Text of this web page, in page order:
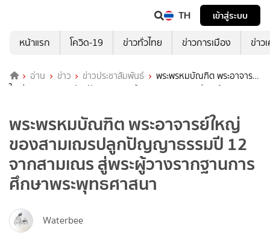
TH
เข้าสู่ระบบ
หน้าแรก
โควิด-19 ข่าวทั่วไทย ข่าวการเมือง ข่าว
อ่าน ข่าว ข่าวประชาสัมพันธ์
พระพรหมบัณฑิต พระอาจารย์
ใหญ่ ของสามเฌรปลูกปัญญาธรรมปี 12 จากสามเณร สู่พระผู้วาง
พระพรหมบัณฑิต พระอาจารย์ใหญ่
ของสามเฌรปลูกปัญญาธรรมปี 12
จากสามเณร สู่พระผู้วางรากฐานการ
ศึกษาพระพุทธศาสนา
Waterbee